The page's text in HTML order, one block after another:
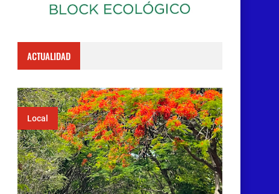
ACTUALIDAD
Local